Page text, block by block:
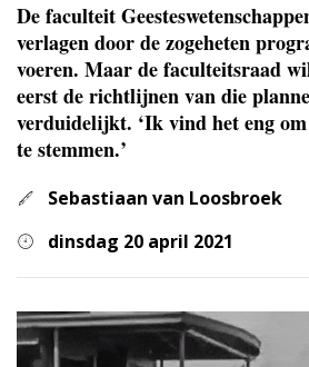
De faculteit
verlagen door de zogeheten
voeren. Maar de faculteitsraad
eerst de richtlijnen van die
verduidelijkt. ‘Ik vind het eng
te stemmen.’
Sebastiaan van Loosbroek
dinsdag 20 april 2021